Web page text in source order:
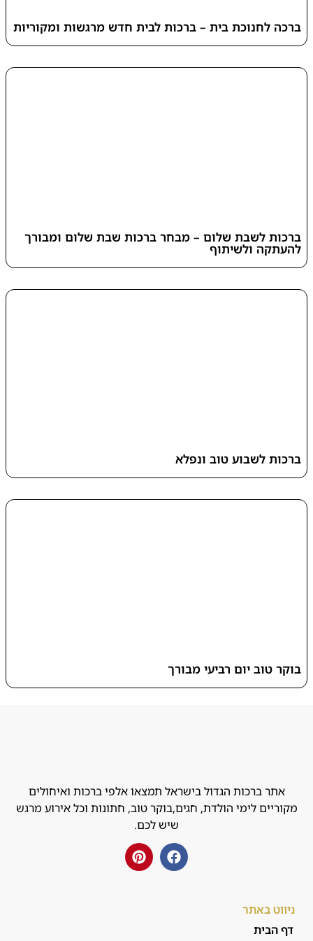
ברכה לחנוכת בית – ברכות לבית חדש מרגשות ומקוריות
ברכות לשבת שלום – מבחר ברכות שבת שלום ומבורך
להעתקה ולשיתוף
ברכות לשבוע טוב ונפלא
בוקר טוב יום רביעי מבורך
אתר ברכות הגדול בישראל תמצאו אלפי ברכות ואיחולים
מקוריים לימי הולדת, חגים,בוקר טוב, חתונות וכל אירוע מרגש
שיש לכם.
ניווט באתר
דף הבית